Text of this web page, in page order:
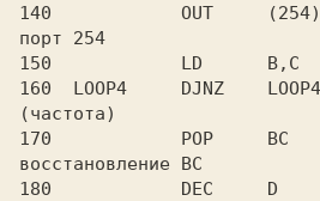
140            OUT
порт 254
150            LD      B,C
160  LOOP4     DJNZ
(частота)
170            POP     BC
восстановление BC
180            DEC     D